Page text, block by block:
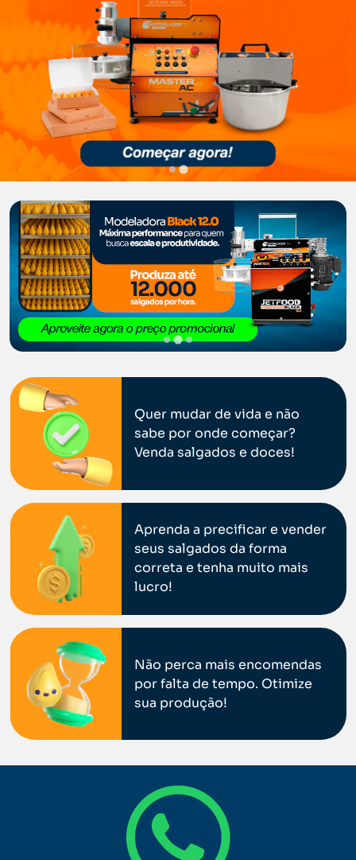
Quer mudar de vida e não
sabe por onde começar?
Venda salgados e doces!
Aprenda a precificar e vender
seus salgados da forma
correta e tenha muito mais
lucro!
Não perca mais encomendas
por falta de tempo. Otimize
sua produção!